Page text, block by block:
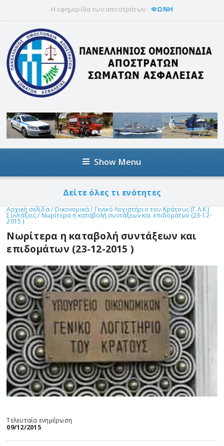
Η εφημερίδα των αποστράτων ΦΩΝΗ
Show Menu
Δείτε όλες τι ενότητες
Αρχική σελίδα/Οικονομικά/ Γενικό Λογιστήριο του Κράτους (Γ.Λ.Κ.)
Συντάξεις/ Νωρίτερα η καταβολή συντάξεων και επιδομάτων (23-12-
2015 )
Νωρίτερα η καταβολή συντάξεων και
επιδομάτων (23-12-2015 )
Τελευταία ενημέρωση
09/12/2015